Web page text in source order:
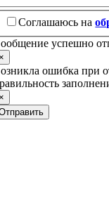
Соглашаюсь на
успешно
ошибка при